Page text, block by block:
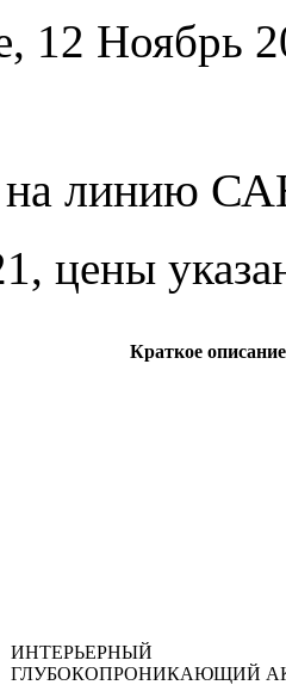
12 Ноябрь
на линию
цены
Краткое описание
ИНТЕРЬЕРНЫЙ
ГЛУБОКОПРОНИКАЮЩИЙ